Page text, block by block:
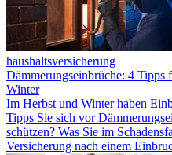
haushaltsversicherung
Dämmerungseinbrüche: 4
Winter
Im Herbst und Winter haben
Tipps Sie sich vor
schützen? Was Sie im
Versicherung nach einem